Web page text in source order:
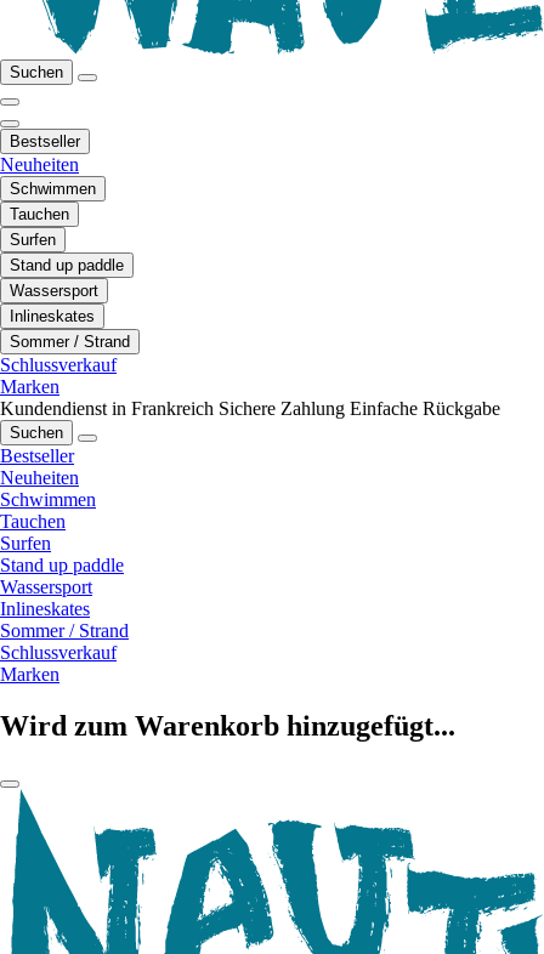
Suchen
Bestseller
Neuheiten
Schwimmen
Tauchen
Surfen
Stand up paddle
Wassersport
Inlineskates
Sommer / Strand
Schlussverkauf
Marken
Kundendienst in Frankreich Sichere Zahlung Einfache Rückgabe
Suchen
Bestseller
Neuheiten
Schwimmen
Tauchen
Surfen
Stand up paddle
Wassersport
Inlineskates
Sommer / Strand
Schlussverkauf
Marken
Wird zum Warenkorb hinzugefügt...